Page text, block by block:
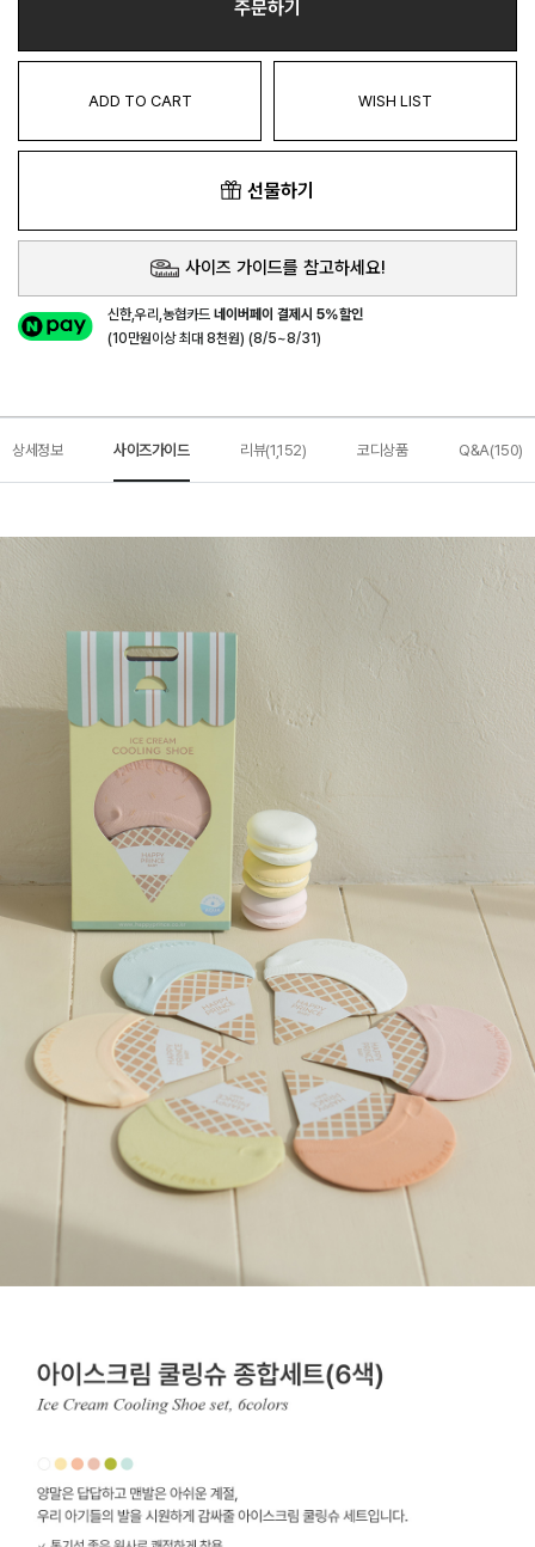
주문하기
ADD TO CART WISH LIST
선물하기
사이즈 가이드를 참고하세요!
신한,우리,농협카드네이버페이 결제시 5%할인
(10만원이상 최대 8천원) (8/5~8/31)
상세정보 사이즈가이드 리뷰(1,152) 코디상품 Q&A(150)